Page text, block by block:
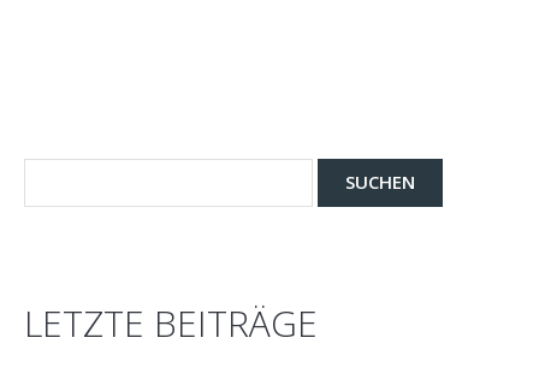
LETZTE BEITRÄGE